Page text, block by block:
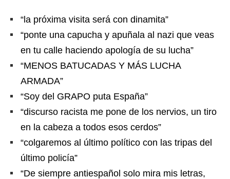
“la próxima visita será con dinamita”
“ponte una capucha y apuñala al nazi que veas
en tu calle haciendo apología de su lucha”
“MENOS BATUCADAS Y MÁS LUCHA
ARMADA”
“Soy del GRAPO puta España”
“discurso racista me pone de los nervios, un tiro
en la cabeza a todos esos cerdos”
“colgaremos al último político con las tripas del
último policía”
“De siempre antiespañol solo mira mis letras,